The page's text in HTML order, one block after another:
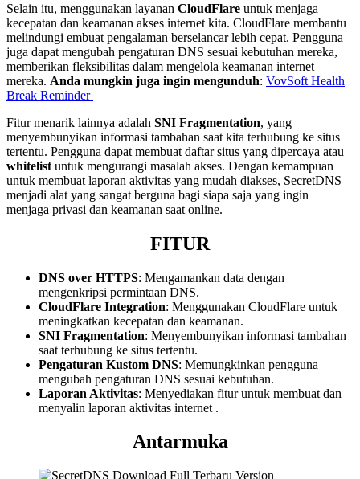
Selain itu, menggunakan layanan CloudFlare untuk menjaga
kecepatan dan keamanan akses internet kita. CloudFlare membantu
melindungi embuat pengalaman berselancar lebih cepat. Pengguna
juga dapat mengubah pengaturan DNS sesuai kebutuhan mereka,
memberikan fleksibilitas dalam mengelola keamanan internet
mereka. Anda mungkin juga ingin mengunduh: VovSoft Health
Break Reminder
Fitur menarik lainnya adalah SNI Fragmentation, yang
menyembunyikan informasi tambahan saat kita terhubung ke situs
tertentu. Pengguna dapat membuat daftar situs yang dipercaya atau
whitelist untuk mengurangi masalah akses. Dengan kemampuan
untuk membuat laporan aktivitas yang mudah diakses, SecretDNS
menjadi alat yang sangat berguna bagi siapa saja yang ingin
menjaga privasi dan keamanan saat online.
FITUR
DNS over HTTPS: Mengamankan data dengan
mengenkripsi permintaan DNS.
CloudFlare Integration: Menggunakan CloudFlare untuk
meningkatkan kecepatan dan keamanan.
SNI Fragmentation: Menyembunyikan informasi tambahan
saat terhubung ke situs tertentu.
Pengaturan Kustom DNS: Memungkinkan pengguna
mengubah pengaturan DNS sesuai kebutuhan.
Laporan Aktivitas: Menyediakan fitur untuk membuat dan
menyalin laporan aktivitas internet .
Antarmuka